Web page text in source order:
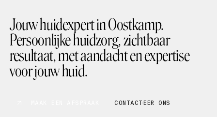
Jouw huidexpert in Oostkamp.
Persoonlijke huidzorg, zichtbaar
resultaat, met aandacht en expertise
voor jouw huid.
CONTACTEER ONS